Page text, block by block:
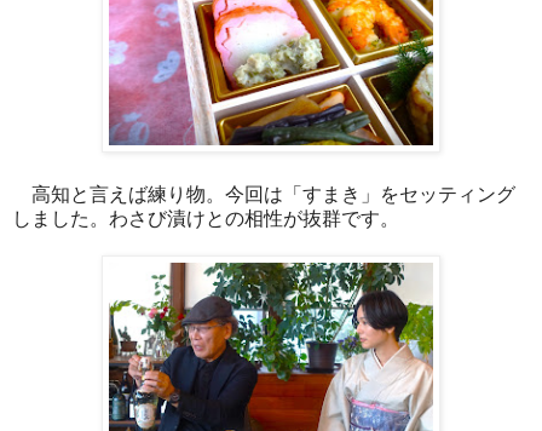
高知と言えば練り物。今回は「すまき」をセッティング
しました。わさび漬けとの相性が抜群です。